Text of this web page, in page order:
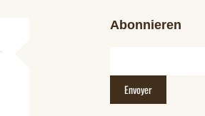
Abonnieren